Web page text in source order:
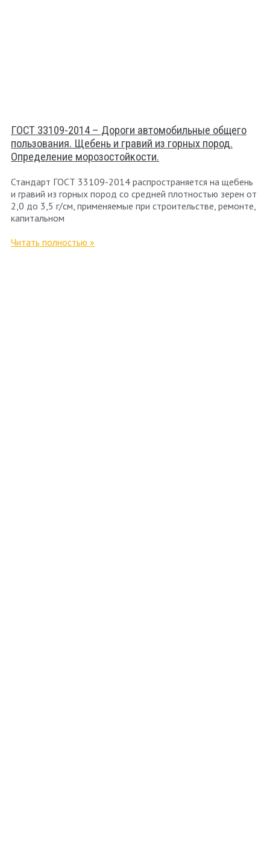
ГОСТ 33109-2014 – Дороги автомобильные общего
пользования. Щебень и гравий из горных пород.
Определение морозостойкости.
Стандарт ГОСТ 33109-2014 распространяется на щебень
и гравий из горных пород со средней плотностью зерен от
2,0 до 3,5 г/см, применяемые при строительстве, ремонте,
капитальном
Читать полностью »